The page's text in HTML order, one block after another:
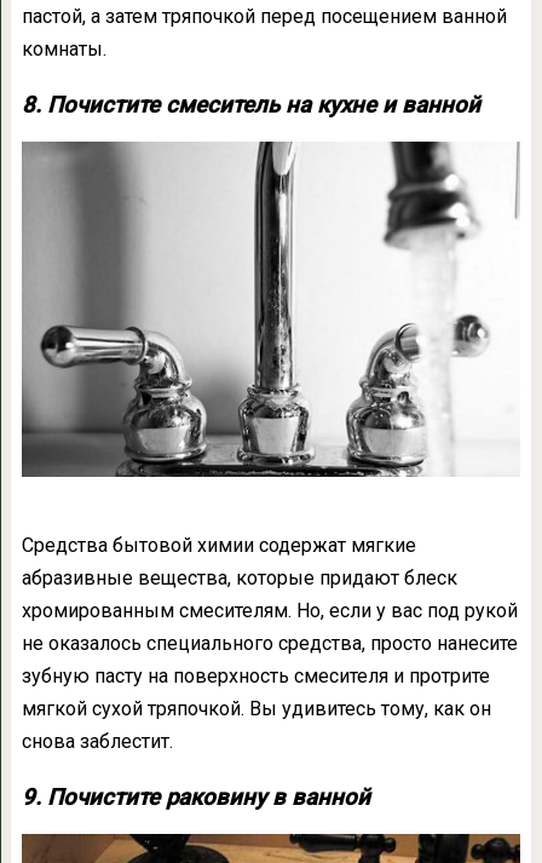
пастой, а затем тряпочкой перед посещением ванной
комнаты.
8. Почистите смеситель на кухне и ванной
Средства бытовой химии содержат мягкие
абразивные вещества, которые придают блеск
хромированным смесителям. Но, если у вас под рукой
не оказалось специального средства, просто нанесите
зубную пасту на поверхность смесителя и протрите
мягкой сухой тряпочкой. Вы удивитесь тому, как он
снова заблестит.
9. Почистите раковину в ванной